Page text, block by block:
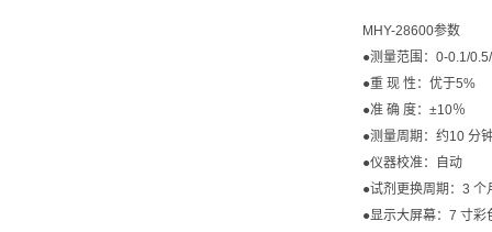
MHY-28600参数
●测量范围：0-0.1/
●重 现 性：优于5%
●准 确 度：±10％
●测量周期：约10 分
●仪器校准：自动
●试剂更换周期：3 个
●显示大屏幕：7 寸